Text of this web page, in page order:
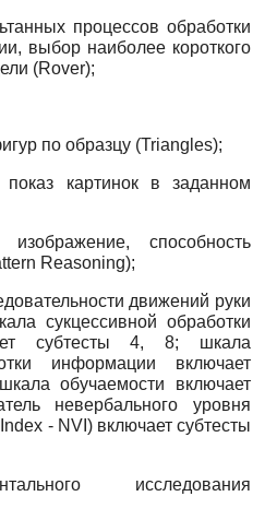
процессов обработки
выбор наиболее короткого
(Rover);
по образцу (Triangles);
картинок в заданном
изображение, способность
Reasoning);
движений руки
сукцессивной обработки
субтесты 4, 8; шкала
информации включает
обучаемости включает
невербального уровня
- NVI) включает субтесты
исследования